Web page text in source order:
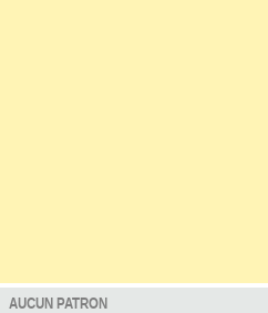
AUCUN PATRON